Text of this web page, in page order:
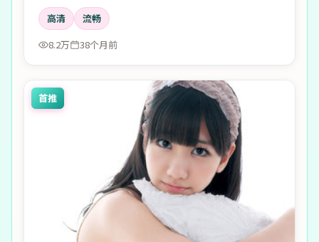
高清
流畅
8.2万
38个月前
首推